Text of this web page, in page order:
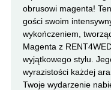
obrusowi magenta!
gości swoim
wykończeniem,
Magenta z
wyjątkowego stylu.
wyrazistości każdej
Twoje wydarzenie